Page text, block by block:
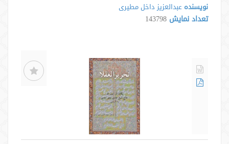
نویسنده عبدالعزیز داخل مطیری
تعداد نمایش 143798